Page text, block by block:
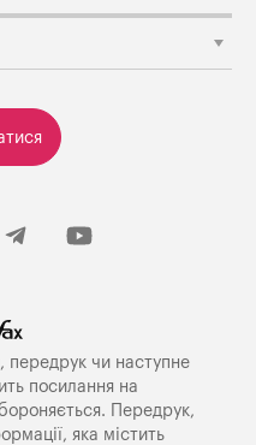
передрук чи наступне
посилання на
Передрук,
яка містить